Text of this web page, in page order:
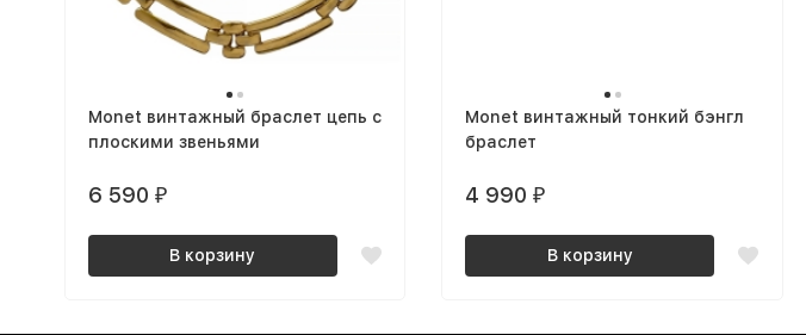
Monet винтажный браслет цепь с
плоскими звеньями
6 590 ₽
В корзину
Monet винтажный тонкий бэнгл
браслет
4 990 ₽
В корзину